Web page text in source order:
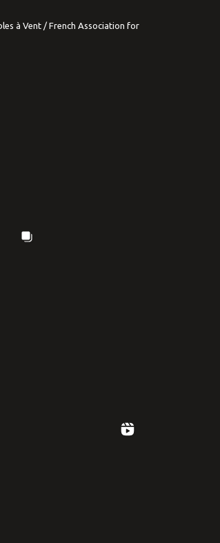
à Vent / French Association for